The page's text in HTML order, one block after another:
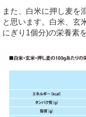
また、白米に押し麦を
と思います。白米、玄
にぎり1個分)の栄養素